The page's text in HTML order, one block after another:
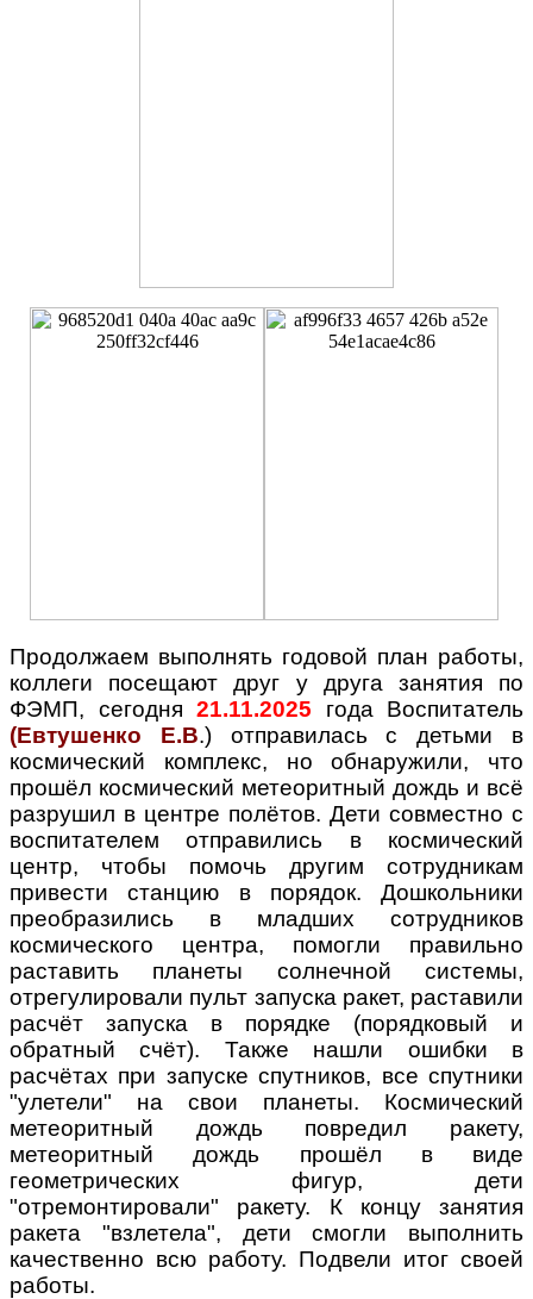
Продолжаем выполнять годовой план работы,
коллеги посещают друг у друга занятия по
ФЭМП, сегодня 21.11.2025 года Воспитатель
(Евтушенко Е.В.) отправилась с детьми в
космический комплекс, но обнаружили, что
прошёл космический метеоритный дождь и всё
разрушил в центре полётов. Дети совместно с
воспитателем отправились в космический
центр, чтобы помочь другим сотрудникам
привести станцию в порядок. Дошкольники
преобразились в младших сотрудников
космического центра, помогли правильно
раставить планеты солнечной системы,
отрегулировали пульт запуска ракет, раставили
расчёт запуска в порядке (порядковый и
обратный счёт). Также нашли ошибки в
расчётах при запуске спутников, все спутники
"улетели" на свои планеты. Космический
метеоритный дождь повредил ракету,
метеоритный дождь прошёл в виде
геометрических фигур, дети
"отремонтировали" ракету. К концу занятия
ракета "взлетела", дети смогли выполнить
качественно всю работу. Подвели итог своей
работы.